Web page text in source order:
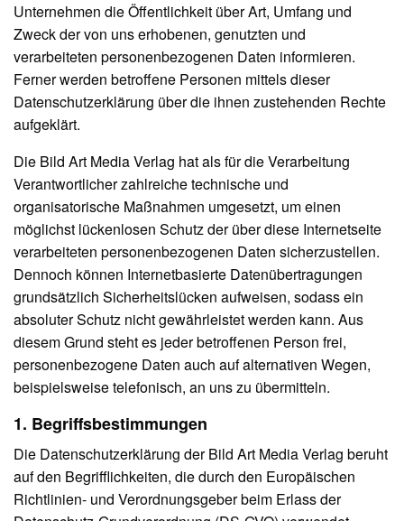
Unternehmen die Öffentlichkeit über Art, Umfang und
Zweck der von uns erhobenen, genutzten und
verarbeiteten personenbezogenen Daten informieren.
Ferner werden betroffene Personen mittels dieser
Datenschutzerklärung über die ihnen zustehenden Rechte
aufgeklärt.
Die Bild Art Media Verlag hat als für die Verarbeitung
Verantwortlicher zahlreiche technische und
organisatorische Maßnahmen umgesetzt, um einen
möglichst lückenlosen Schutz der über diese Internetseite
verarbeiteten personenbezogenen Daten sicherzustellen.
Dennoch können Internetbasierte Datenübertragungen
grundsätzlich Sicherheitslücken aufweisen, sodass ein
absoluter Schutz nicht gewährleistet werden kann. Aus
diesem Grund steht es jeder betroffenen Person frei,
personenbezogene Daten auch auf alternativen Wegen,
beispielsweise telefonisch, an uns zu übermitteln.
1. Begriffsbestimmungen
Die Datenschutzerklärung der Bild Art Media Verlag beruht
auf den Begrifflichkeiten, die durch den Europäischen
Richtlinien- und Verordnungsgeber beim Erlass der